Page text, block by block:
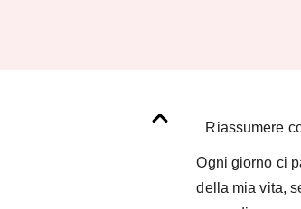
Riassumere
Ogni giorno ci
della mia vita,